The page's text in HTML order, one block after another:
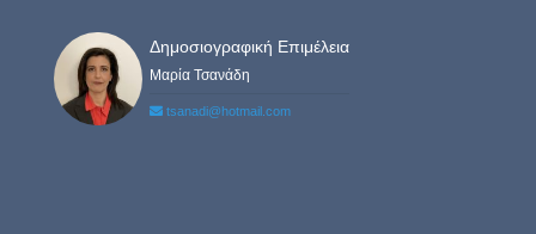
Δημοσιογραφική Επιμέλεια
Μαρία Τσανάδη
tsanadi@hotmail.com